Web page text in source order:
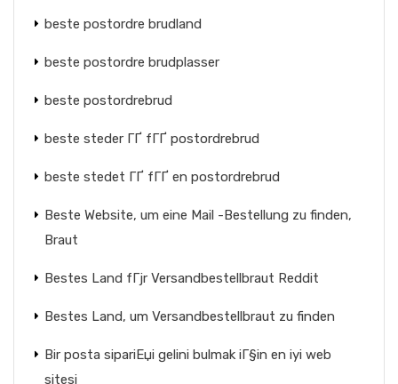
beste postordre brudland
beste postordre brudplasser
beste postordrebrud
beste steder ГҐ fГҐ postordrebrud
beste stedet ГҐ fГҐ en postordrebrud
Beste Website, um eine Mail -Bestellung zu finden,
Braut
Bestes Land fГјr Versandbestellbraut Reddit
Bestes Land, um Versandbestellbraut zu finden
Bir posta sipariЕџi gelini bulmak iГ§in en iyi web
sitesi